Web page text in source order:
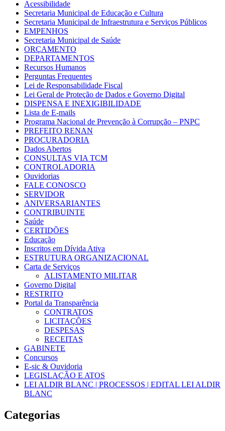
Acessibilidade
Secretaria Municipal de Educação e Cultura
Secretaria Municipal de Infraestrutura e Serviços Públicos
EMPENHOS
Secretaria Municipal de Saúde
ORÇAMENTO
DEPARTAMENTOS
Recursos Humanos
Perguntas Frequentes
Lei de Responsabilidade Fiscal
Lei Geral de Proteção de Dados e Governo Digital
DISPENSA E INEXIGIBILIDADE
Lista de E-mails
Programa Nacional de Prevenção à Corrupção – PNPC
PREFEITO RENAN
PROCURADORIA
Dados Abertos
CONSULTAS VIA TCM
CONTROLADORIA
Ouvidorias
FALE CONOSCO
SERVIDOR
ANIVERSARIANTES
CONTRIBUINTE
Saúde
CERTIDÕES
Educação
Inscritos em Dívida Ativa
ESTRUTURA ORGANIZACIONAL
Carta de Serviços
ALISTAMENTO MILITAR
Governo Digital
RESTRITO
Portal da Transparência
CONTRATOS
LICITAÇÕES
DESPESAS
RECEITAS
GABINETE
Concursos
E-sic & Ouvidoria
LEGISLAÇÃO E ATOS
LEI ALDIR BLANC | PROCESSOS | EDITAL LEI ALDIR
BLANC
Categorias